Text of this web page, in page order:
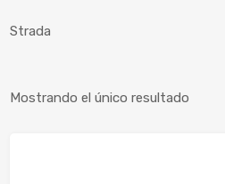
Strada
Mostrando el único resultado